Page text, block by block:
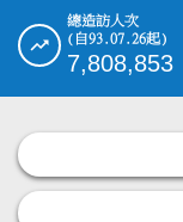
總造訪人次
(自93.07.26起)
7,808,853